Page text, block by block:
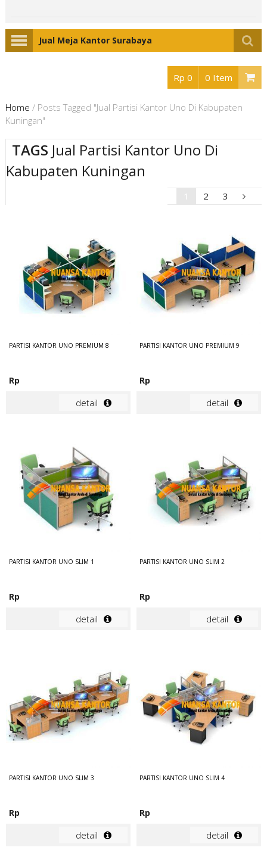
Jual Meja Kantor Surabaya
Rp 0 0 Item
Home / Posts Tagged "Jual Partisi Kantor Uno Di Kabupaten
Kuningan"
TAGS Jual Partisi Kantor Uno Di
Kabupaten Kuningan
2 3
PARTISI KANTOR UNO PREMIUM 8
Rp
detail
PARTISI KANTOR UNO PREMIUM 9
Rp
detail
PARTISI KANTOR UNO SLIM 1
Rp
detail
PARTISI KANTOR UNO SLIM 2
Rp
detail
PARTISI KANTOR UNO SLIM 3
Rp
detail
PARTISI KANTOR UNO SLIM 4
Rp
detail